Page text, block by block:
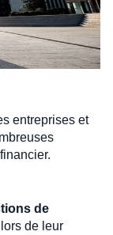
entreprises et
de
de leur